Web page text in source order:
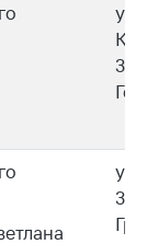
ул.
31,
3,